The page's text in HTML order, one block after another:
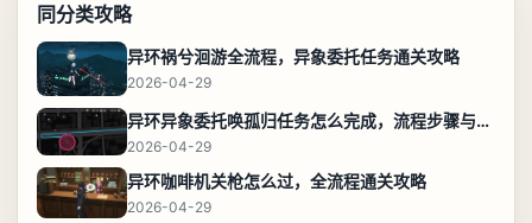
同分类攻略
异环祸兮洄游全流程，异象委托任务通关攻略
2026-04-29
异环异象委托唤孤归任务怎么完成，流程步骤与位置攻略
2026-04-29
异环咖啡机关枪怎么过，全流程通关攻略
2026-04-29